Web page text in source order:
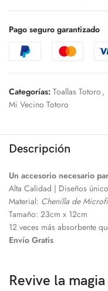
Pago seguro garantizado
Categorías: Toallas Totoro ,
Mi Vecino Totoro
Descripción
Un accesorio necesario
Alta Calidad | Diseños
Material: Chenilla de
Tamaño: 23cm x 12cm
12 veces más absorbente
Envío Gratis
Revive la